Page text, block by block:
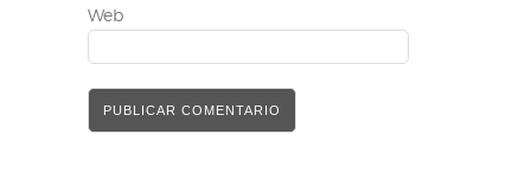
Web